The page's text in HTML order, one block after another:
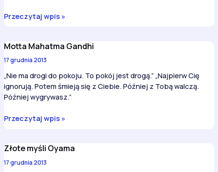
Motta
Przeczytaj wpis »
Motta Mahatma Gandhi
17 grudnia 2013
„Nie ma drogi do pokoju. To pokój jest drogą.” „Najpierw Cię
ignorują. Potem śmieją się z Ciebie. Później z Tobą walczą.
Później wygrywasz.”
Motta
Przeczytaj wpis »
Złote myśli Oyama
17 grudnia 2013